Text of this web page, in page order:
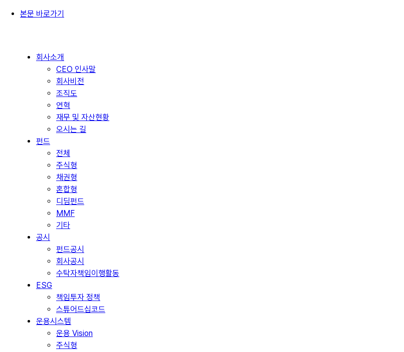
본문 바로가기
회사소개
CEO 인사말
회사비전
조직도
연혁
재무 및 자산현황
오시는 길
펀드
전체
주식형
채권형
혼합형
디딤펀드
MMF
기타
공시
펀드공시
회사공시
수탁자책임이행활동
ESG
책임투자 정책
스튜어드십코드
운용시스템
운용 Vision
주식형